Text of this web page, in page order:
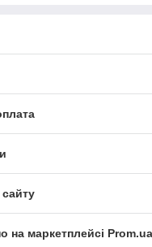
на маркетплейсі Prom.ua